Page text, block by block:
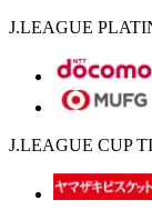
J.LEAGUE
J.LEAGUE CUP